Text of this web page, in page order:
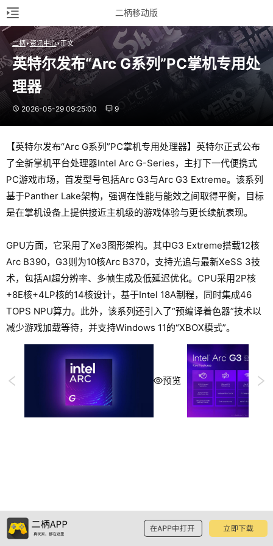
二柄移动版
二柄 资讯中心 正文
英特尔发布“Arc G系列”PC掌机专用处
理器
2026-05-29 09:25:00 9
【英特尔发布“Arc G系列”PC掌机专用处理器】英特尔正式公布
了全新掌机平台处理器Intel Arc G-Series，主打下一代便携式
PC游戏市场，首发型号包括Arc G3与Arc G3 Extreme。该系列
基于Panther Lake架构，强调在性能与能效之间取得平衡，目标
是在掌机设备上提供接近主机级的游戏体验与更长续航表现。
GPU方面，它采用了Xe3图形架构。其中G3 Extreme搭载12核
Arc B390，G3则为10核Arc B370，支持光追与最新XeSS 3技
术，包括AI超分辨率、多帧生成及低延迟优化。CPU采用2P核
+8E核+4LP核的14核设计，基于Intel 18A制程，同时集成46
TOPS NPU算力。此外，该系列还引入了“预编译着色器”技术以
减少游戏加载等待，并支持Windows 11的“XBOX模式”。
预览